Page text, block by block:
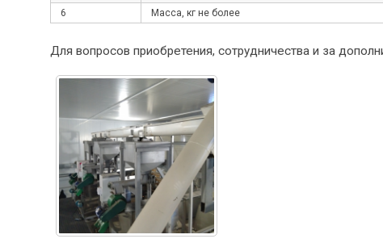
6 Масса, кг не более
Для вопросов приобретения, сотрудничества и за